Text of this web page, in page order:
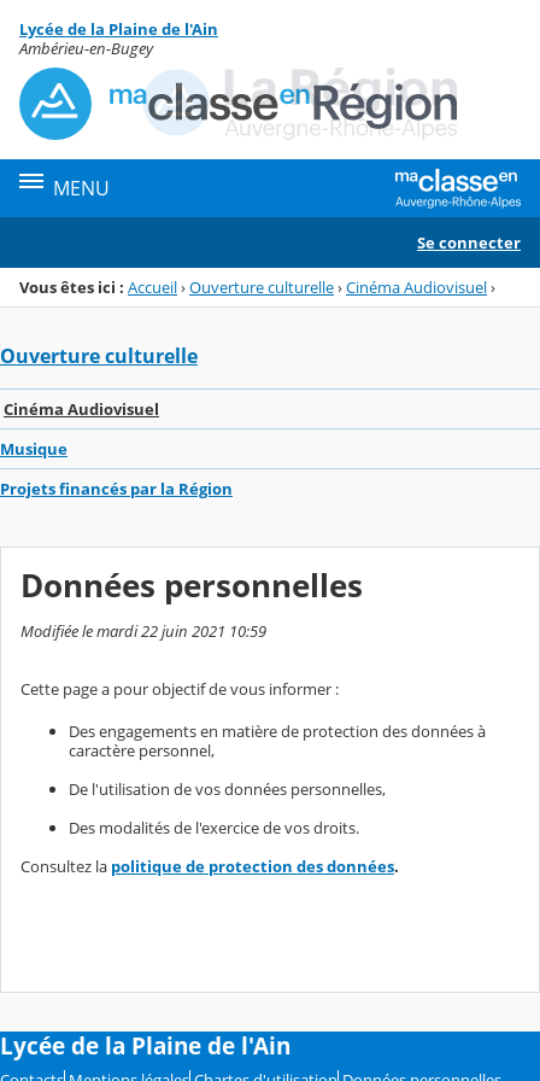
Menu de la rubrique
Contenu
Lycée de la Plaine de l'Ain
Ambérieu-en-Bugey
MENU
Se connecter
Vous êtes ici : Accueil›Ouverture culturelle›Cinéma Audiovisuel›
Ouverture culturelle
Cinéma Audiovisuel
Musique
Projets financés par la Région
Données personnelles
Modifiée le mardi 22 juin 2021 10:59
Cette page a pour objectif de vous informer :
Des engagements en matière de protection des données à
caractère personnel,
De l'utilisation de vos données personnelles,
Des modalités de l'exercice de vos droits.
Consultez la politique de protection des données.
Lycée de la Plaine de l'Ain